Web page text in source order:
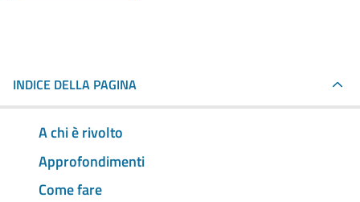
INDICE DELLA PAGINA
A chi è rivolto
Approfondimenti
Come fare